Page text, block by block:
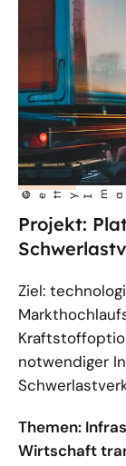
© Get
t y I
m
ages/
i
Projekt:
Ziel:
notwendiger
Themen:
Wirtschaft